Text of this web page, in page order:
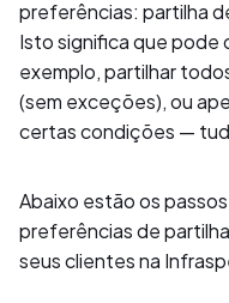
preferências: partilha
Isto significa que pode
exemplo, partilhar
(sem exceções), ou
certas condições —
Abaixo estão os
preferências de
seus clientes na